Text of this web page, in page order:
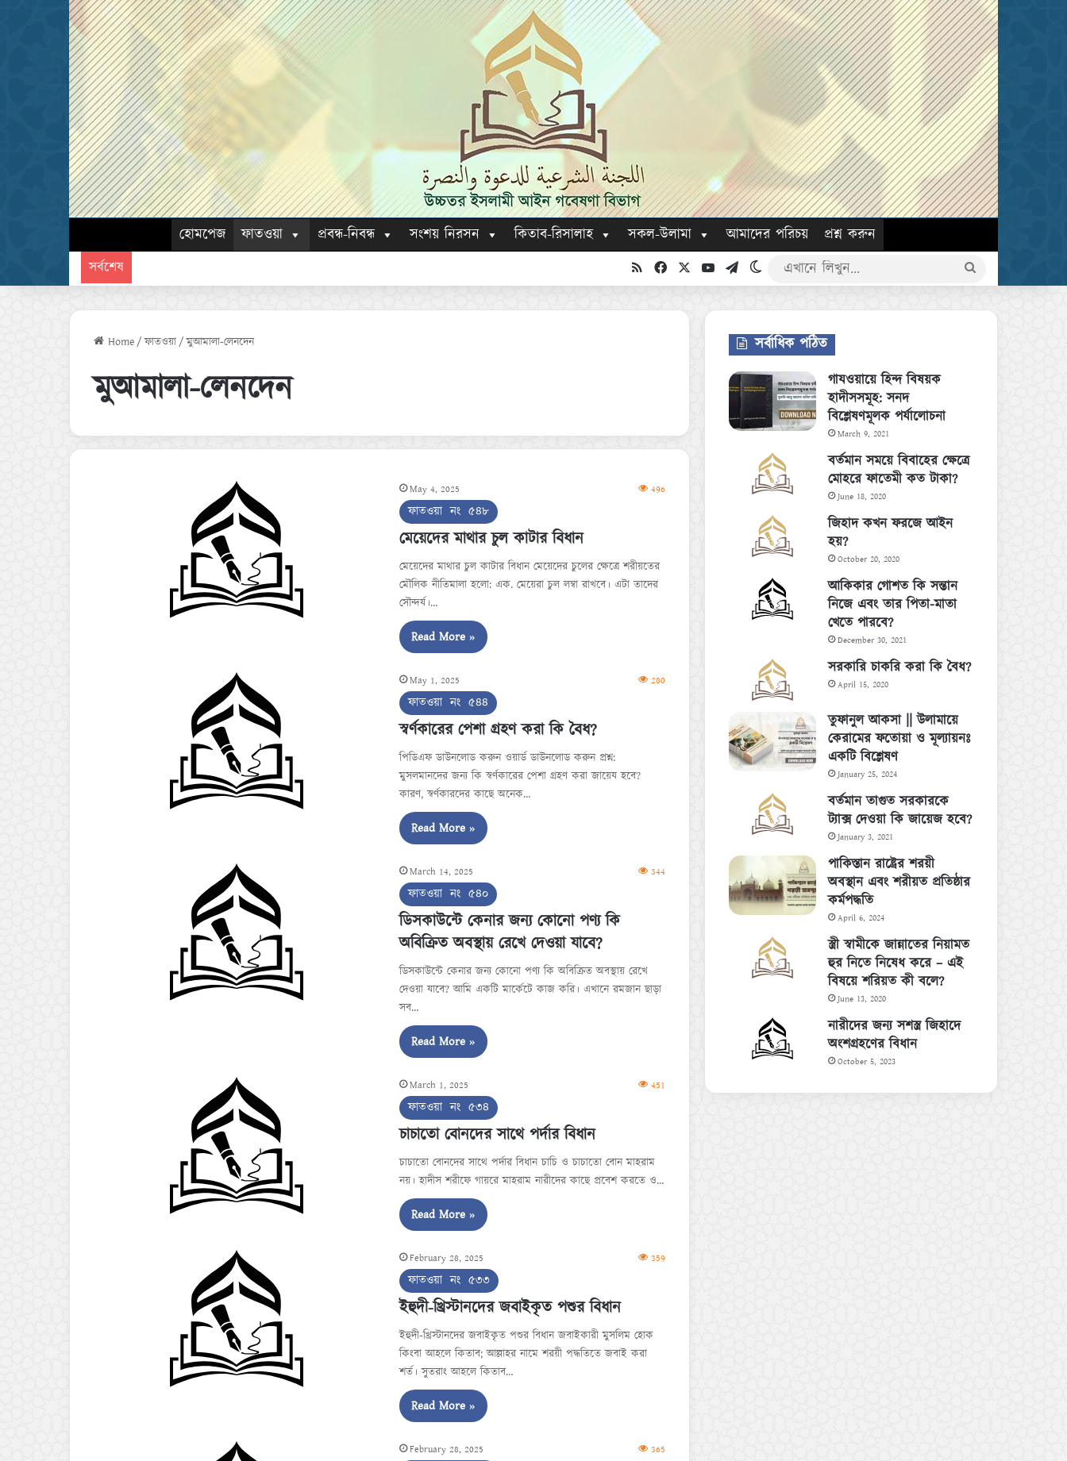
হোমপেজ ফাতওয়া প্রবন্ধ-নিবন্ধ সংশয় নিরসন কিতাব-রিসালাহ সকল-উলামা আমাদের পরিচয় প্রশ্ন করুন
সর্বশেষ RSS Facebook YouTubeTelegramSwitch skin
Home/ ফাতওয়া/ মুআমালা-লেনদেন
মুআমালা-লেনদেন
May 4, 2025 496
ফাতওয়া নং ৫৪৮
মেয়েদের মাথার চুল কাটার বিধান
মেয়েদের মাথার চুল কাটার বিধান মেয়েদের চুলের ক্ষেত্রে শরীয়তের
মৌলিক নীতিমালা হলো: এক. মেয়েরা চুল লম্বা রাখবে। এটা তাদের
সৌন্দর্য।…
Read More »
May 1, 2025 280
ফাতওয়া নং ৫৪৪
স্বর্ণকারের পেশা গ্রহণ করা কি বৈধ?
পিডিএফ ডাউনলোড করুন ওয়ার্ড ডাউনলোড করুন প্রশ্ন:
মুসলমানদের জন্য কি স্বর্ণকারের পেশা গ্রহণ করা জায়েয হবে?
কারণ, স্বর্ণকারদের কাছে অনেক…
Read More »
March 14, 2025 344
ফাতওয়া নং ৫৪০
ডিসকাউন্টে কেনার জন্য কোনো পণ্য কি
অবিক্রিত অবস্থায় রেখে দেওয়া যাবে?
ডিসকাউন্টে কেনার জন্য কোনো পণ্য কি অবিক্রিত অবস্থায় রেখে
দেওয়া যাবে? আমি একটি মার্কেটে কাজ করি। এখানে রমজান ছাড়া
সব…
Read More »
March 1, 2025 451
ফাতওয়া নং ৫৩৪
চাচাতো বোনদের সাথে পর্দার বিধান
চাচাতো বোনদের সাথে পর্দার বিধান চাচি ও চাচাতো বোন মাহরাম
নয়। হাদীস শরীফে গায়রে মাহরাম নারীদের কাছে প্রবেশ করতে ও…
Read More »
February 28, 2025 359
ফাতওয়া নং ৫৩৩
ইহুদী-খ্রিস্টানদের জবাইকৃত পশুর বিধান
ইহুদী-খ্রিস্টানদের জবাইকৃত পশুর বিধান জবাইকারী মুসলিম হোক
কিংবা আহলে কিতাব; আল্লাহর নামে শরয়ী পদ্ধতিতে জবাই করা
শর্ত। সুতরাং আহলে কিতাব…
Read More »
February 28, 2025 365
সর্বাধিক পঠিত
গাযওয়ায়ে হিন্দ বিষয়ক
হাদীসসমূহ: সনদ
বিশ্লেষণমূলক পর্যালোচনা
March 9, 2021
বর্তমান সময়ে বিবাহের ক্ষেত্রে
মোহরে ফাতেমী কত টাকা?
June 18, 2020
জিহাদ কখন ফরজে আইন
হয়?
October 20, 2020
আকিকার গোশত কি সন্তান
নিজে এবং তার পিতা-মাতা
খেতে পারবে?
December 30, 2021
সরকারি চাকরি করা কি বৈধ?
April 15, 2020
তুফানুল আকসা || উলামায়ে
কেরামের ফতোয়া ও মূল্যায়নঃ
একটি বিশ্লেষণ
January 25, 2024
বর্তমান তাগুত সরকারকে
ট্যাক্স দেওয়া কি জায়েজ হবে?
January 3, 2021
পাকিস্তান রাষ্ট্রের শরয়ী
অবস্থান এবং শরীয়ত প্রতিষ্ঠার
কর্মপদ্ধতি
April 6, 2024
স্ত্রী স্বামীকে জান্নাতের নিয়ামত
হুর নিতে নিষেধ করে – এই
বিষয়ে শরিয়ত কী বলে?
June 13, 2020
নারীদের জন্য সশস্ত্র জিহাদে
অংশগ্রহণের বিধান
October 5, 2023